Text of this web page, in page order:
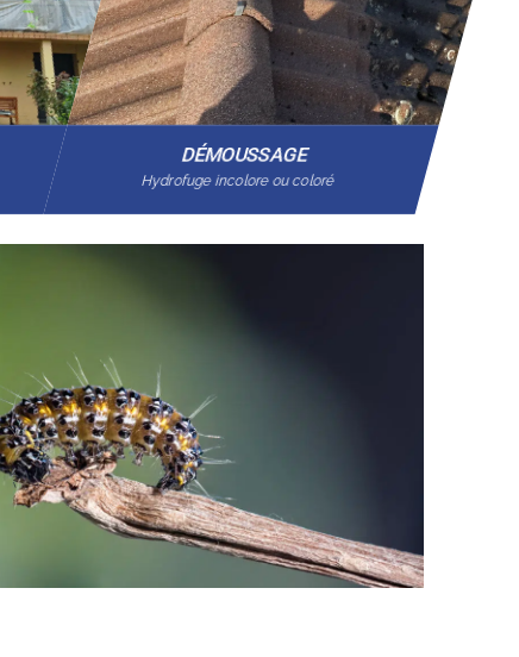
DÉMOUSSAGE
Hydrofuge incolore ou coloré